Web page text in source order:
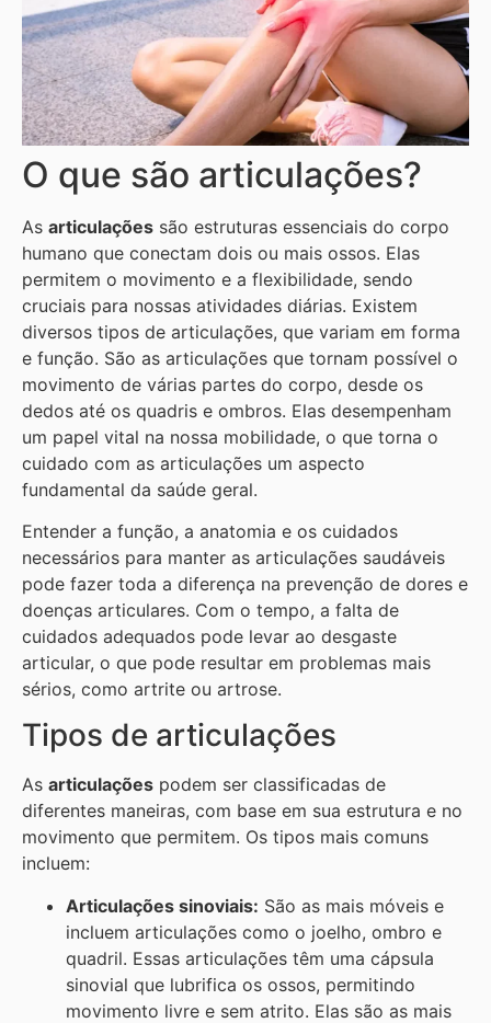
O que são articulações?
As articulações são estruturas essenciais do corpo
humano que conectam dois ou mais ossos. Elas
permitem o movimento e a flexibilidade, sendo
cruciais para nossas atividades diárias. Existem
diversos tipos de articulações, que variam em forma
e função. São as articulações que tornam possível o
movimento de várias partes do corpo, desde os
dedos até os quadris e ombros. Elas desempenham
um papel vital na nossa mobilidade, o que torna o
cuidado com as articulações um aspecto
fundamental da saúde geral.
Entender a função, a anatomia e os cuidados
necessários para manter as articulações saudáveis
pode fazer toda a diferença na prevenção de dores e
doenças articulares. Com o tempo, a falta de
cuidados adequados pode levar ao desgaste
articular, o que pode resultar em problemas mais
sérios, como artrite ou artrose.
Tipos de articulações
As articulações podem ser classificadas de
diferentes maneiras, com base em sua estrutura e no
movimento que permitem. Os tipos mais comuns
incluem:
Articulações sinoviais: São as mais móveis e
incluem articulações como o joelho, ombro e
quadril. Essas articulações têm uma cápsula
sinovial que lubrifica os ossos, permitindo
movimento livre e sem atrito. Elas são as mais